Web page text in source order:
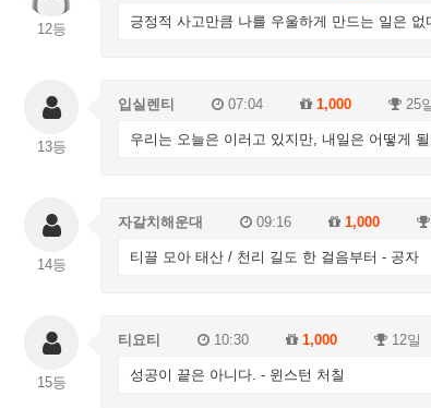
12등 긍정적 사고만큼 나를 우울하게 만드는 일은 없
13등
입실렌티 07:04 1,000 25
우리는 오늘은 이러고 있지만, 내일은 어떻게
14등
자갈치해운대 09:16 1,000
티끌 모아 태산 / 천리 길도 한 걸음부터 - 공자
15등
티요티 10:30 1,000 12일
성공이 끝은 아니다. - 윈스턴 처칠